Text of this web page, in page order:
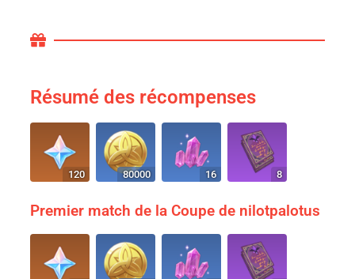
Résumé des récompenses
120 80000 16 8
Premier match de la Coupe de nilotpalotus